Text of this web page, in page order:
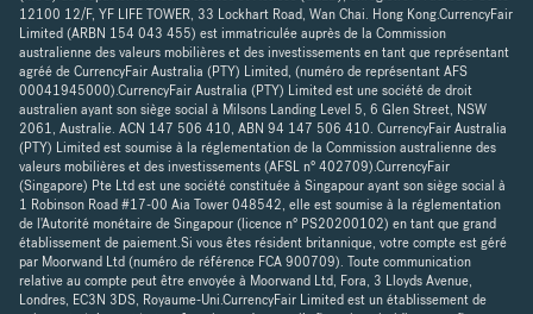
12100 12/F, YF LIFE TOWER, 33 Lockhart Road, Wan Chai. Hong Kong.CurrencyFair
Limited (ARBN 154 043 455) est immatriculée auprès de la Commission
australienne des valeurs mobilières et des investissements en tant que représentant
agréé de CurrencyFair Australia (PTY) Limited, (numéro de représentant AFS
00041945000).CurrencyFair Australia (PTY) Limited est une société de droit
australien ayant son siège social à Milsons Landing Level 5, 6 Glen Street, NSW
2061, Australie. ACN 147 506 410, ABN 94 147 506 410. CurrencyFair Australia
(PTY) Limited est soumise à la réglementation de la Commission australienne des
valeurs mobilières et des investissements (AFSL n° 402709).CurrencyFair
(Singapore) Pte Ltd est une société constituée à Singapour ayant son siège social à
1 Robinson Road #17-00 Aia Tower 048542, elle est soumise à la réglementation
de l'Autorité monétaire de Singapour (licence n° PS20200102) en tant que grand
établissement de paiement.Si vous êtes résident britannique, votre compte est géré
par Moorwand Ltd (numéro de référence FCA 900709). Toute communication
relative au compte peut être envoyée à Moorwand Ltd, Fora, 3 Lloyds Avenue,
Londres, EC3N 3DS, Royaume-Uni.CurrencyFair Limited est un établissement de